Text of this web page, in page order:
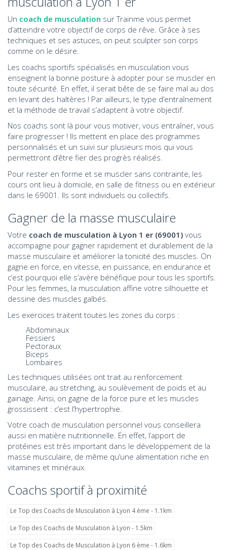
Un coach de musculation sur Trainme vous permet
d’atteindre votre objectif de corps de rêve. Grâce à ses
techniques et ses astuces, on peut sculpter son corps
comme on le désire.
Les coachs sportifs spécialisés en musculation vous
enseignent la bonne posture à adopter pour se muscler en
toute sécurité. En effet, il serait bête de se faire mal au dos
en levant des haltères ! Par ailleurs, le type d’entraînement
et la méthode de travail s’adaptent à votre objectif.
Nos coachs sont là pour vous motiver, vous entraîner, vous
faire progresser ! Ils mettent en place des programmes
personnalisés et un suivi sur plusieurs mois qui vous
permettront d’être fier des progrès réalisés.
Pour rester en forme et se muscler sans contrainte, les
cours ont lieu à domicile, en salle de fitness ou en extérieur
dans le 69001. Ils sont individuels ou collectifs.
Gagner de la masse musculaire
Votre coach de musculation à Lyon 1 er (69001) vous
accompagne pour gagner rapidement et durablement de la
masse musculaire et améliorer la tonicité des muscles. On
gagne en force, en vitesse, en puissance, en endurance et
c’est pourquoi elle s’avère bénéfique pour tous les sportifs.
Pour les femmes, la musculation affine votre silhouette et
dessine des muscles galbés.
Les exercices traitent toutes les zones du corps :
Abdominaux
Fessiers
Pectoraux
Biceps
Lombaires
Les techniques utilisées ont trait au renforcement
musculaire, au stretching, au soulèvement de poids et au
gainage. Ainsi, on gagne de la force pure et les muscles
grossissent : c’est l’hypertrophie.
Votre coach de musculation personnel vous conseillera
aussi en matière nutritionnelle. En effet, l’apport de
protéines est très important dans le développement de la
masse musculaire, de même qu’une alimentation riche en
vitamines et minéraux.
Coachs sportif à proximité
Le Top des Coachs de Musculation à Lyon 4 ème - 1.1km
Le Top des Coachs de Musculation à Lyon - 1.5km
Le Top des Coachs de Musculation à Lyon 6 ème - 1.6km